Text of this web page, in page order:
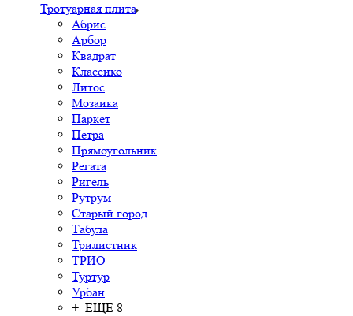
Тротуарная плита
Абрис
Арбор
Квадрат
Классико
Литос
Мозаика
Паркет
Петра
Прямоугольник
Регата
Ригель
Рутрум
Старый город
Табула
Трилистник
ТРИО
Туртур
Урбан
+ ЕЩЕ 8